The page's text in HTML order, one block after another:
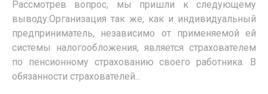
Рассмотрев вопрос, мы пришли к следующему
выводу:Организация так же, как и индивидуальный
предприниматель, независимо от применяемой ей
системы налогообложения, является страхователем
по пенсионному страхованию своего работника. В
обязанности страхователей...